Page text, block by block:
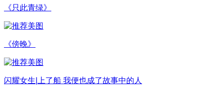
《只此青绿》
《傍晚》
闪耀女生|上了船 我便也成了故事中的人